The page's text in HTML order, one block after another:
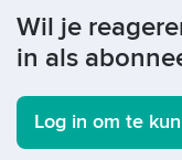
Wil je
in als
Log in om te